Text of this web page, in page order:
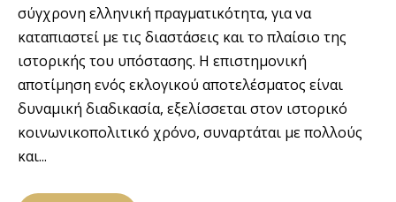
σύγχρονη ελληνική πραγματικότητα, για να
καταπιαστεί με τις διαστάσεις και το πλαίσιο της
ιστορικής του υπόστασης. Η επιστημονική
αποτίμηση ενός εκλογικού αποτελέσματος είναι
δυναμική διαδικασία, εξελίσσεται στον ιστορικό
κοινωνικοπολιτικό χρόνο, συναρτάται με πολλούς
και...